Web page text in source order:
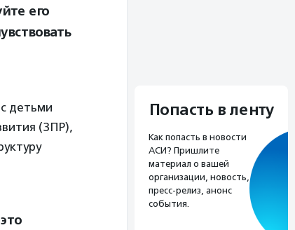
его
детьми
(ЗПР),
Попасть в ленту
Как попасть в новости
АСИ? Пришлите
материал о вашей
организации, новость,
пресс-релиз, анонс
события.